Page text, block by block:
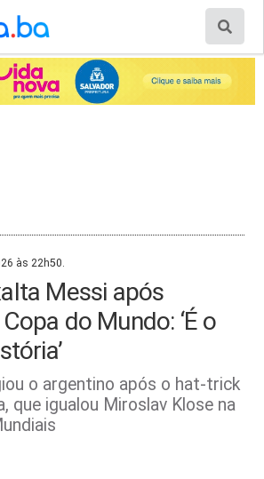
às 22h50.
Messi após
do Mundo: ‘É o
o argentino após o hat-trick
que igualou Miroslav Klose na